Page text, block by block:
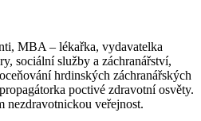
MBA – lékařka, vydavatelka
sociální služby a záchranářství,
hrdinských záchranářských
poctivé zdravotní osvěty.
nezdravotnickou veřejnost.